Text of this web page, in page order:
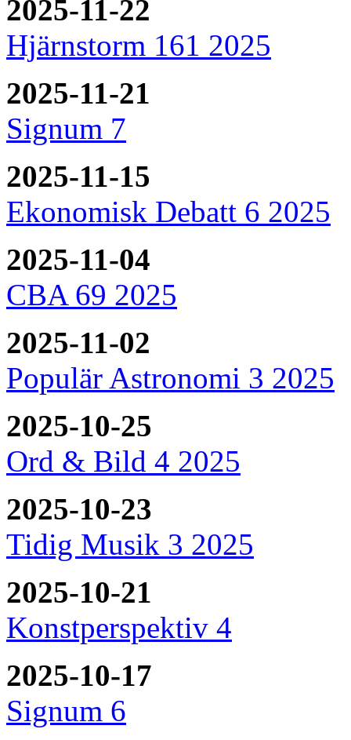
2025-11-22
Hjärnstorm 161 2025
2025-11-21
Signum 7
2025-11-15
Ekonomisk Debatt 6 2025
2025-11-04
CBA 69 2025
2025-11-02
Populär Astronomi 3 2025
2025-10-25
Ord & Bild 4 2025
2025-10-23
Tidig Musik 3 2025
2025-10-21
Konstperspektiv 4
2025-10-17
Signum 6